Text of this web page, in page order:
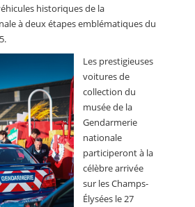
historiques de la
à deux étapes emblématiques du
Les prestigieuses
voitures de
collection du
musée de la
Gendarmerie
nationale
participeront à la
célèbre arrivée
sur les Champs-
Élysées le 27